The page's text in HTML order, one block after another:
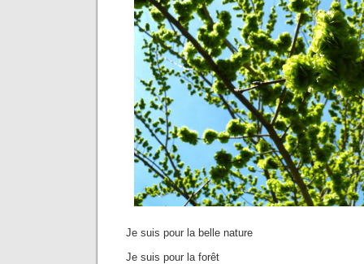
Je suis pour la belle nature
Je suis pour la forêt